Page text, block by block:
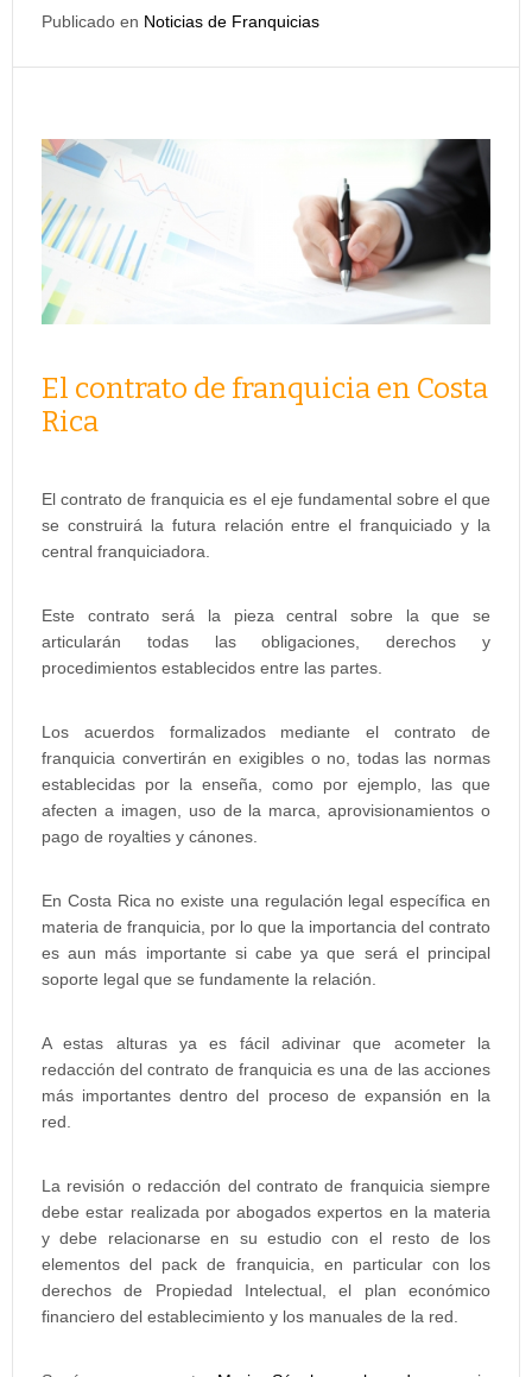
Publicado en Noticias de Franquicias
El contrato de franquicia en Costa
Rica
El contrato de franquicia es el eje fundamental sobre el que
se construirá la futura relación entre el franquiciado y la
central franquiciadora.
Este contrato será la pieza central sobre la que se
articularán todas las obligaciones, derechos y
procedimientos establecidos entre las partes.
Los acuerdos formalizados mediante el contrato de
franquicia convertirán en exigibles o no, todas las normas
establecidas por la enseña, como por ejemplo, las que
afecten a imagen, uso de la marca, aprovisionamientos o
pago de royalties y cánones.
En Costa Rica no existe una regulación legal específica en
materia de franquicia, por lo que la importancia del contrato
es aun más importante si cabe ya que será el principal
soporte legal que se fundamente la relación.
A estas alturas ya es fácil adivinar que acometer la
redacción del contrato de franquicia es una de las acciones
más importantes dentro del proceso de expansión en la
red.
La revisión o redacción del contrato de franquicia siempre
debe estar realizada por abogados expertos en la materia
y debe relacionarse en su estudio con el resto de los
elementos del pack de franquicia, en particular con los
derechos de Propiedad Intelectual, el plan económico
financiero del establecimiento y los manuales de la red.